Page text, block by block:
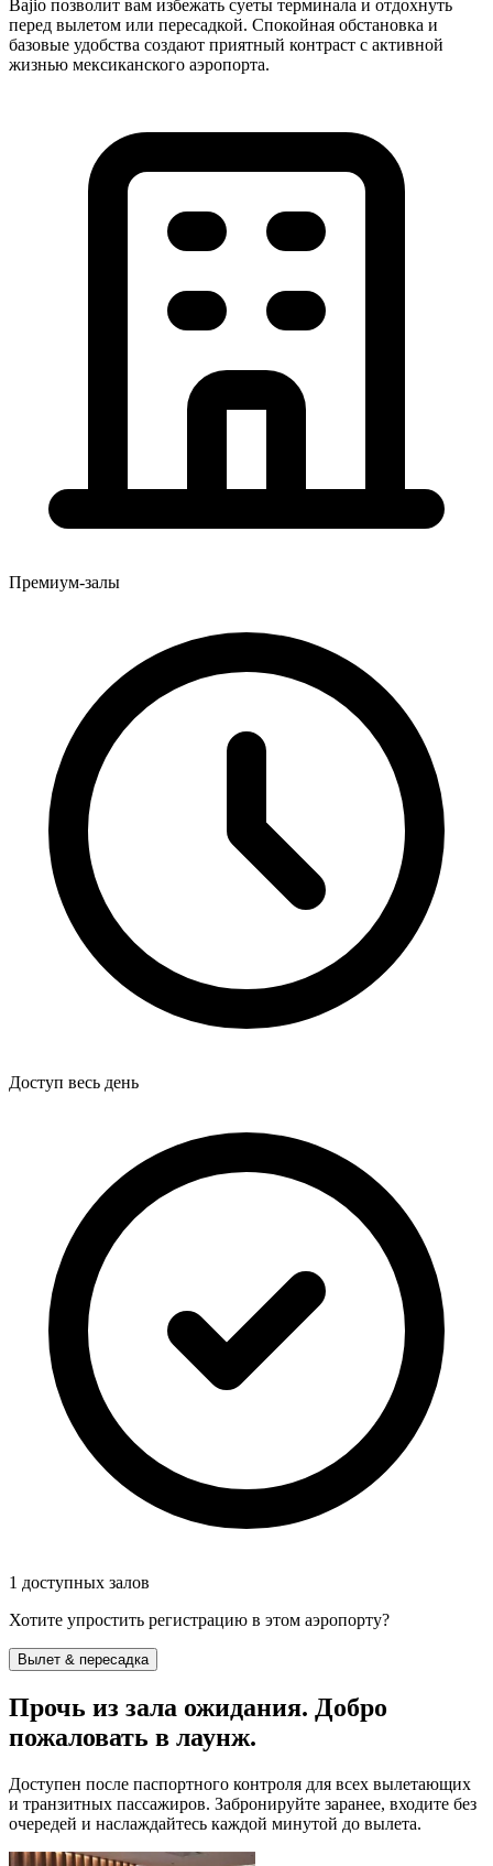
Bajio позволит вам избежать суеты терминала и отдохнуть
перед вылетом или пересадкой. Спокойная обстановка и
базовые удобства создают приятный контраст с активной
жизнью мексиканского аэропорта.
Премиум-залы
Доступ весь день
1 доступных залов
Хотите упростить регистрацию в этом аэропорту?
Вылет & пересадка
Прочь из зала ожидания. Добро
пожаловать в лаунж.
Доступен после паспортного контроля для всех вылетающих
и транзитных пассажиров. Забронируйте заранее, входите без
очередей и наслаждайтесь каждой минутой до вылета.